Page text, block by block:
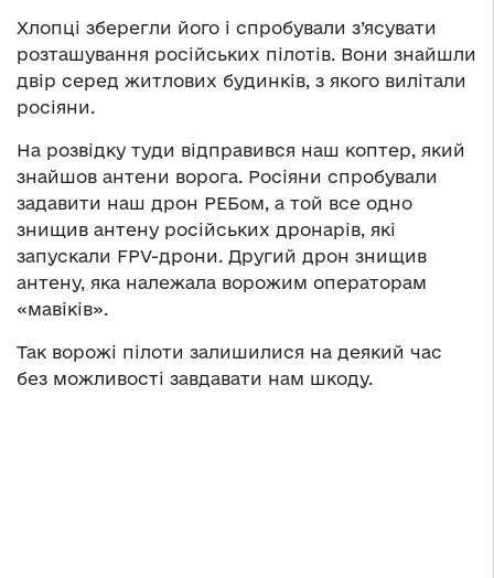
Хлопці зберегли його і спробували з’ясувати
розташування російських пілотів. Вони знайшли
двір серед житлових будинків, з якого вилітали
росіяни.
На розвідку туди відправився наш коптер, який
знайшов антени ворога. Росіяни спробували
задавити наш дрон РЕБом, а той все одно
знищив антену російських дронарів, які
запускали FPV-дрони. Другий дрон знищив
антену, яка належала ворожим операторам
«мавіків».
Так ворожі пілоти залишилися на деякий час
без можливості завдавати нам шкоду.